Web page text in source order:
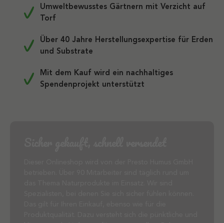
Umweltbewusstes Gärtnern mit Verzicht auf
Torf
Über 40 Jahre Herstellungsexpertise für Erden
und Substrate
Mit dem Kauf wird ein nachhaltiges
Spendenprojekt unterstützt